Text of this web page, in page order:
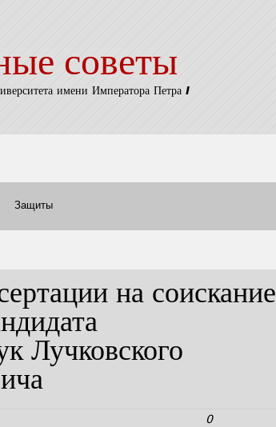
советы
имени Императора Петра I
Защиты
на соискание
Лучковского
0